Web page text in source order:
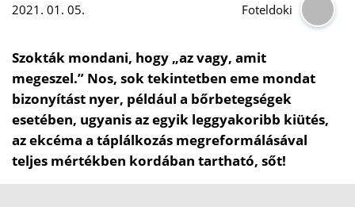
2021. 01. 05. Foteldoki
Szokták mondani, hogy „az vagy, amit
megeszel.” Nos, sok tekintetben eme mondat
bizonyítást nyer, például a bőrbetegségek
esetében, ugyanis az egyik leggyakoribb kiütés,
az ekcéma a táplálkozás megreformálásával
teljes mértékben kordában tartható, sőt!